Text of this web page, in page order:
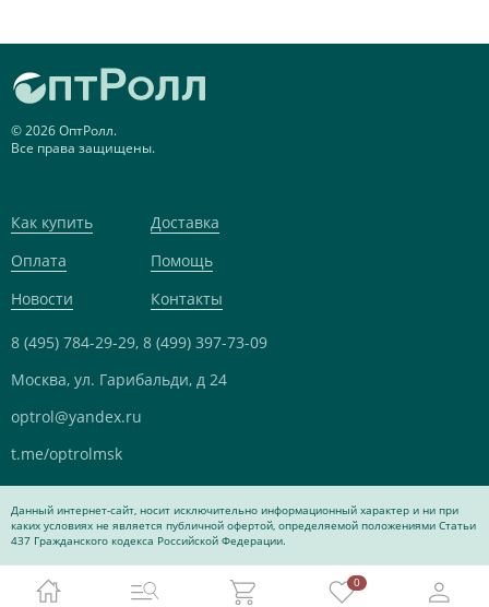
0
© 2026 ОптРолл.
Все права защищены.
Как купить
Доставка
Оплата
Помощь
Новости
Контакты
8 (495) 784-29-29, 8 (499) 397-73-09
Москва, ул. Гарибальди, д 24
optrol@yandex.ru
t.me/optrolmsk
Данный интернет-сайт, носит исключительно информационный характер и ни при
каких условиях не является публичной офертой, определяемой положениями Статьи
437 Гражданского кодекса Российской Федерации.